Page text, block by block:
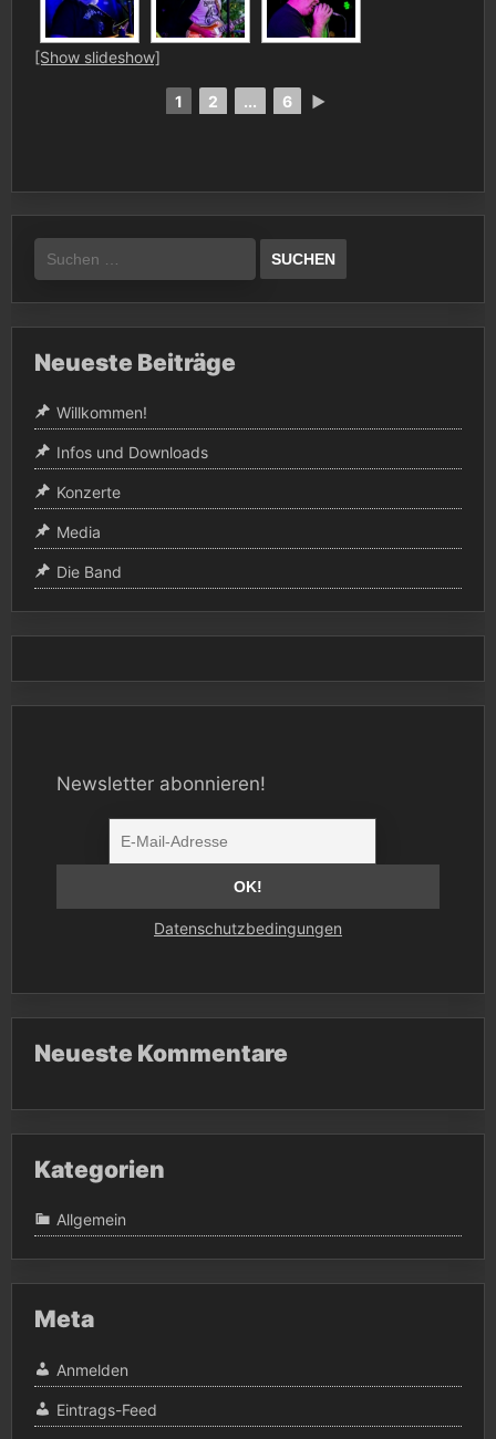
[Show slideshow]
1 2 ... 6 ►
Suchen
nach:
Neueste Beiträge
Willkommen!
Infos und Downloads
Konzerte
Media
Die Band
Newsletter abonnieren!
Datenschutzbedingungen
Neueste Kommentare
Kategorien
Allgemein
Meta
Anmelden
Eintrags-Feed